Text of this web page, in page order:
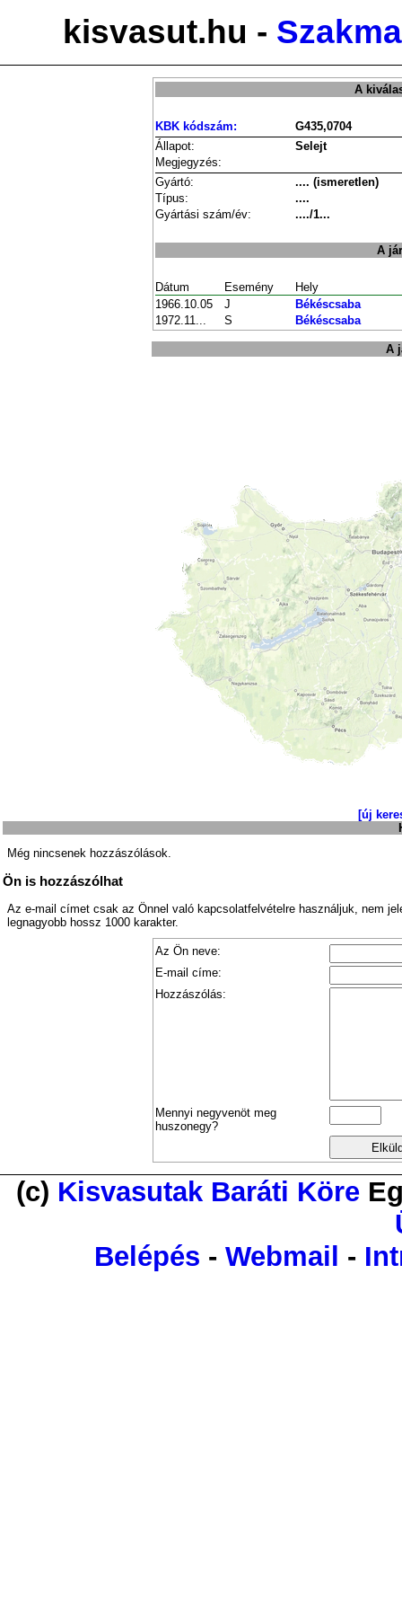
kisvasut.hu -
A
KBK kódszám:
G435,0704
Állapot:
Selejt
Megjegyzés:
Gyártó:
.... (ismeretlen)
Típus:
....
Gyártási szám/év:
..../1...
A
Dátum Esemény
Hely
1966.10.05
J
Békéscsaba
1972.11...
S Békéscsaba
A
[új
Még nincsenek hozzászólások.
Ön is hozzászólhat
Az e-mail címet csak az Önnel való kapcsolatfelvételre használjuk, nem
legnagyobb hossz 1000 karakter.
Az Ön neve:
E-mail címe:
Hozzászólás:
Mennyi negyvenöt meg
huszonegy?
(c) Kisvasutak Baráti Köre
Belépés - Webmail -